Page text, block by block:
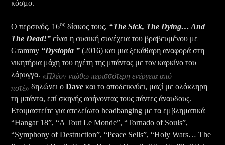
κόσμο.
Ο περσινός, 16ος δίσκος τους, “The Sick, The Dying… And
The Dead!” είναι η φυσική συνέχεια του βραβευμένου με
Grammy “Dystopia ” (2016) και μια ξεκάθαρη αναφορά στη
νικητήρια μάχη του ηγέτη της μπάντας με τον καρκίνο του
λάρυγγα. «Πλέον νιώθω περισσότερη ενέργεια από
ποτέ» δηλώνει οDave και το αποδεικνύει, μαζί με ολόκληρη
τη μπάντα, επί σκηνής αφήνοντας τους πάντες άναυδους.
Ετοιμαστείτε για ατελείωτο headbanging με τα εμβληματικά
“Hangar 18”, “A Tout Le Monde”, “Tornado of Souls”,
“Symphony of Destruction”, “Peace Sells”, “Holy Wars… The